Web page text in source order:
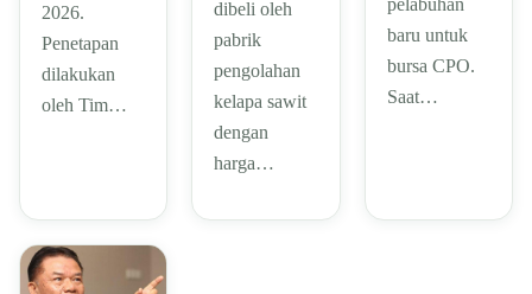
2026.
Penetapan
dilakukan
oleh Tim…
dibeli oleh
pabrik
pengolahan
kelapa sawit
dengan
harga…
pelabuhan
baru untuk
bursa CPO.
Saat…